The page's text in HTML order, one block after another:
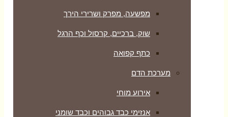
מפשעה, מפרק ושרירי הירך
שוק, ברכיים, קרסול וכף הרגל
כתף קפואה
מערכת הדם
אירוע מוחי
אנזימי כבד גבוהים וכבד שומני